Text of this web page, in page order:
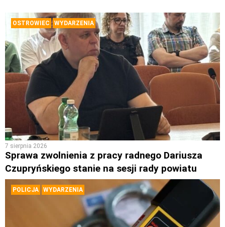
OSTROWIEC WYDARZENIA
7 sierpnia 2026
Sprawa zwolnienia z pracy radnego Dariusza
Czupryńskiego stanie na sesji rady powiatu
POLICJA WYDARZENIA